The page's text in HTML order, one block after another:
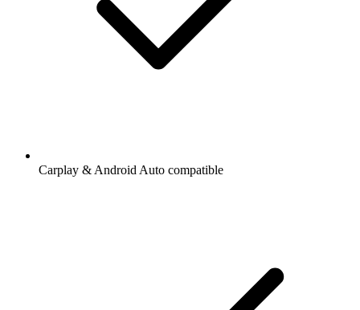
Carplay & Android Auto compatible